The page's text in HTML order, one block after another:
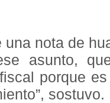
una nota de
asunto,
porque
sostuvo.